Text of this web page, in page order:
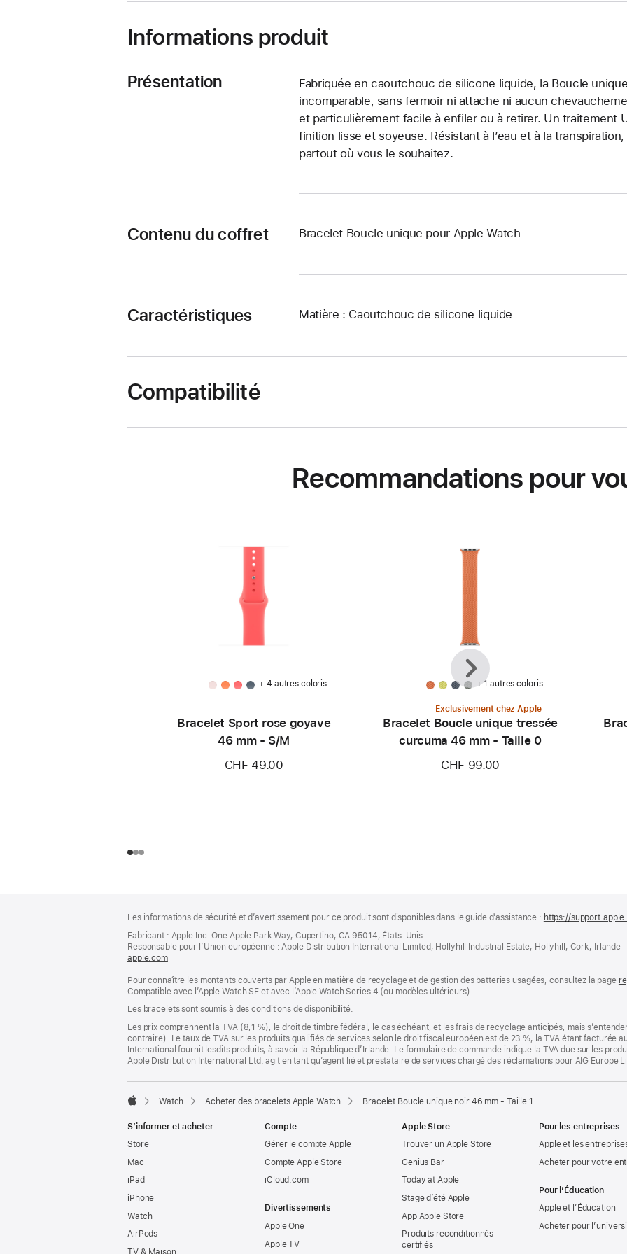
Informations produit
Présentation
Fabriquée en caoutchouc de silicone liquide, la Boucle
incomparable, sans fermoir ni attache ni aucun
et particulièrement facile à enfiler ou à retirer. Un traitement
finition lisse et soyeuse. Résistant à l’eau et à la
partout où vous le souhaitez.
Contenu du coffret Bracelet Boucle unique pour Apple Watch
Caractéristiques Matière : Caoutchouc de silicone liquide
Compatibilité
Recommandations pour
+ 4 autres coloris
Bracelet Sport rose goyave
46 mm - S/M
CHF 49.00
+ 1 autres coloris
Exclusivement chez Apple
Bracelet Boucle unique tressée
curcuma 46 mm - Taille 0
CHF 99.00
Précédent
Suivant
de
page
de
bas
de
page
Les informations de sécurité et d’avertissement pour ce produit sont disponibles dans le guide d’assistance : https://
Fabricant : Apple Inc. One Apple Park Way, Cupertino, CA 95014, États-Unis.
Responsable pour l’Union européenne : Apple Distribution International Limited, Hollyhill Industrial Estate, Hollyhill, Cork, Irlande
apple.com(s’ouvre
une
nouvelle
Pour connaître les montants couverts par Apple en matière de recyclage et de gestion des batteries usagées, consultez la page
Compatible avec l’Apple Watch SE et avec l’Apple Watch Series 4 (ou modèles ultérieurs).
Les bracelets sont soumis à des conditions de disponibilité.
Les prix comprennent la TVA (8,1 %), le droit de timbre fédéral, le cas échéant, et les frais de recyclage anticipés, mais
contraire). Le taux de TVA sur les produits qualifiés de services selon le droit fiscal européen est de 23 %, la TVA étant facturée
International fournit lesdits produits, à savoir la République d’Irlande. Le formulaire de commande indique la TVA due sur les
Apple Distribution International Ltd. agit en tant qu’agent lié et prestataire de services chargé des réclamations pour AIG Europe
Watch Acheter des bracelets Apple Watch Bracelet Boucle unique noir 46 mm - Taille 1
S’informer et acheter
Store
Mac
iPad
iPhone
Watch
AirPods
TV & Maison
Compte
Gérer le compte Apple
Compte Apple Store
iCloud.com
Divertissements
Apple One
Apple TV
Apple Store
Trouver un Apple Store
Genius Bar
Today at Apple
Stage d’été Apple
App Apple Store
Produits reconditionnés
certifiés
Pour les entreprises
Apple et les
Acheter pour votre
Pour l’Éducation
Apple et l’Éducation
Acheter pour